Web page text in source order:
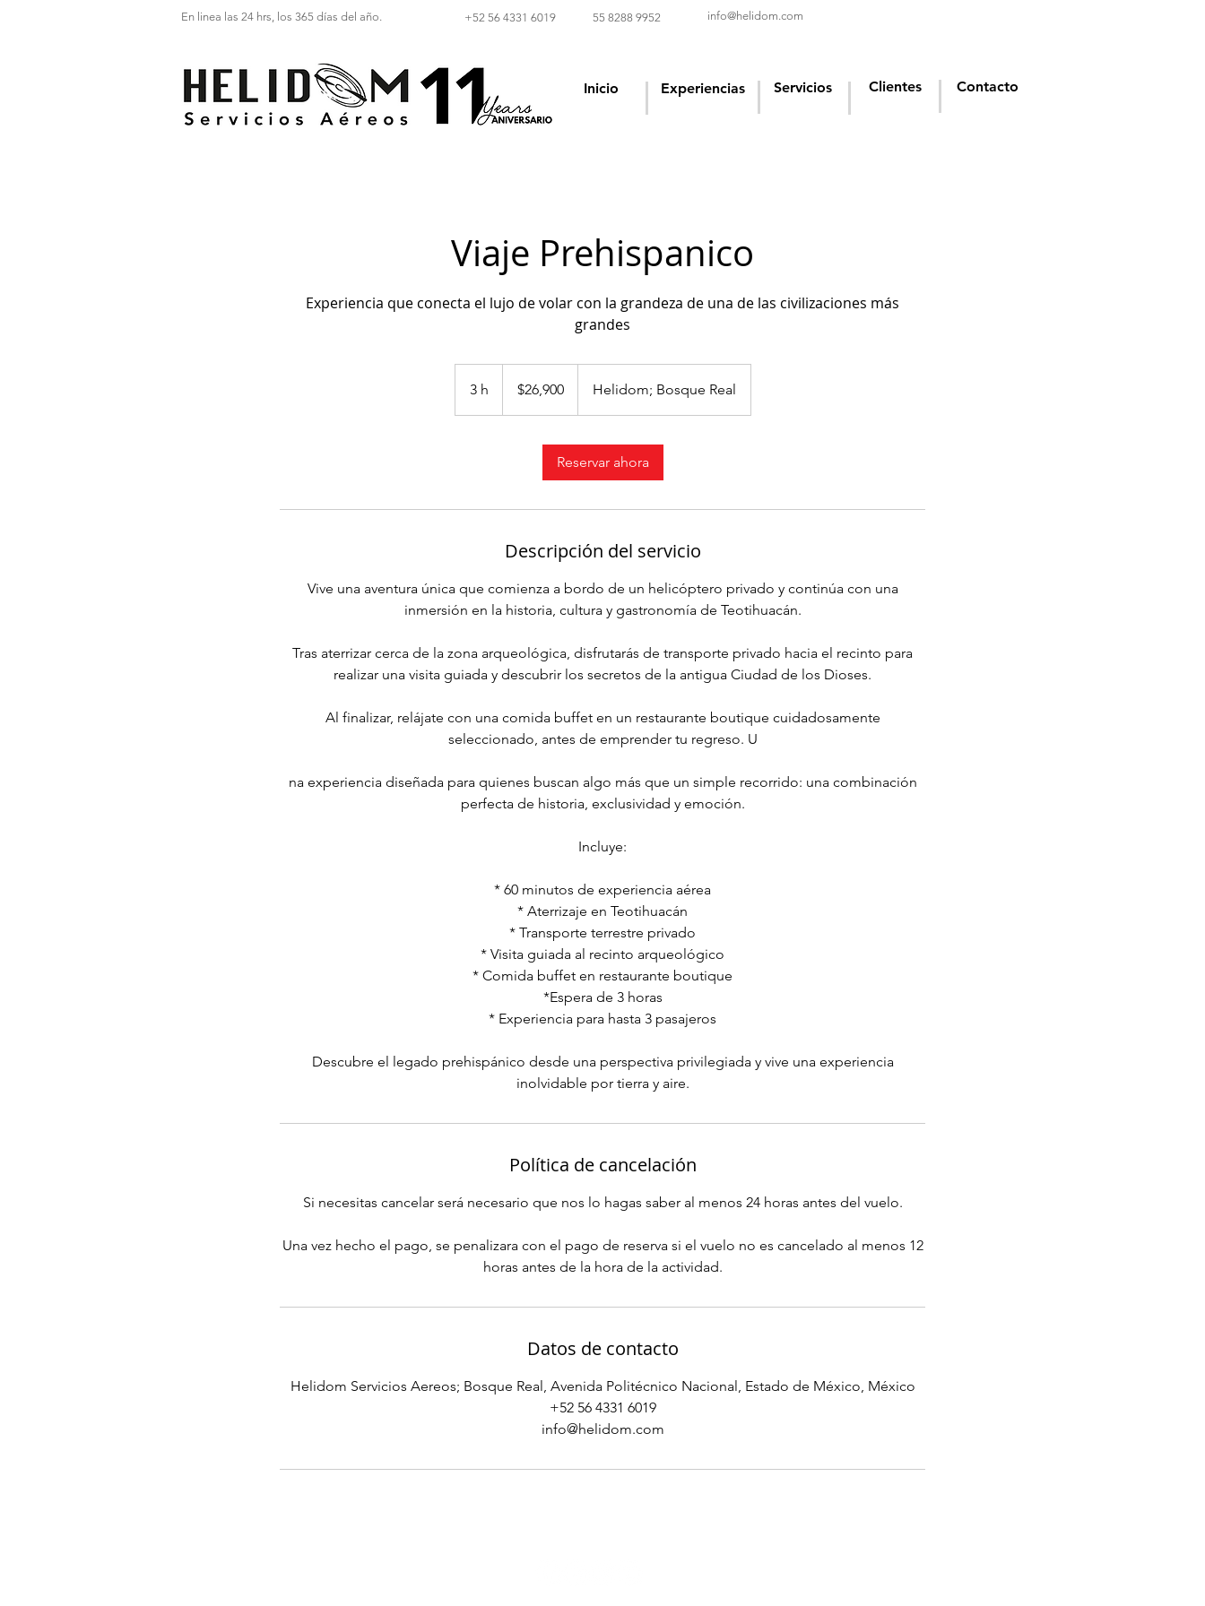
info@helidom.com
‪+52 56 4331 6019‬
En linea las 24 hrs, los 365 días del año. 55 8288 9952
Contacto
Clientes
Servicios
Experiencias
Inicio
Viaje Prehispanico
Experiencia que conecta el lujo de volar con la grandeza de una de las civilizaciones más
grandes
3 h
mexicanos
$26,900 Helidom; Bosque Real
Reservar ahora
Descripción del servicio
Vive una aventura única que comienza a bordo de un helicóptero privado y continúa con una
inmersión en la historia, cultura y gastronomía de Teotihuacán.
Tras aterrizar cerca de la zona arqueológica, disfrutarás de transporte privado hacia el recinto para
realizar una visita guiada y descubrir los secretos de la antigua Ciudad de los Dioses.
Al finalizar, relájate con una comida buffet en un restaurante boutique cuidadosamente
seleccionado, antes de emprender tu regreso. U
na experiencia diseñada para quienes buscan algo más que un simple recorrido: una combinación
perfecta de historia, exclusividad y emoción.
Incluye:
* 60 minutos de experiencia aérea
* Aterrizaje en Teotihuacán
* Transporte terrestre privado
* Visita guiada al recinto arqueológico
* Comida buffet en restaurante boutique
*Espera de 3 horas
* Experiencia para hasta 3 pasajeros
Descubre el legado prehispánico desde una perspectiva privilegiada y vive una experiencia
Política de cancelación
Si necesitas cancelar será necesario que nos lo hagas saber al menos 24 horas antes del vuelo.
Una vez hecho el pago, se penalizara con el pago de reserva si el vuelo no es cancelado al menos 12
horas antes de la hora de la actividad.
Datos de contacto
Helidom Servicios Aereos; Bosque Real, Avenida Politécnico Nacional, Estado de México, México
‪+52 56 4331 6019‬
info@helidom.com